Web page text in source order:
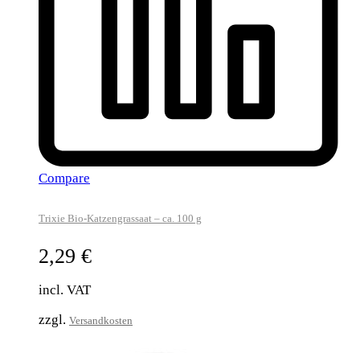
Compare
Trixie Bio-Katzengrassaat – ca. 100 g
2,29 €
incl. VAT
zzgl. Versandkosten